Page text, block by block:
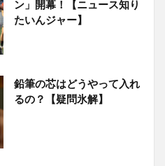
ン」開幕！【ニュース知り
たいんジャー】
鉛筆の芯はどうやって入れ
るの？【疑問氷解】